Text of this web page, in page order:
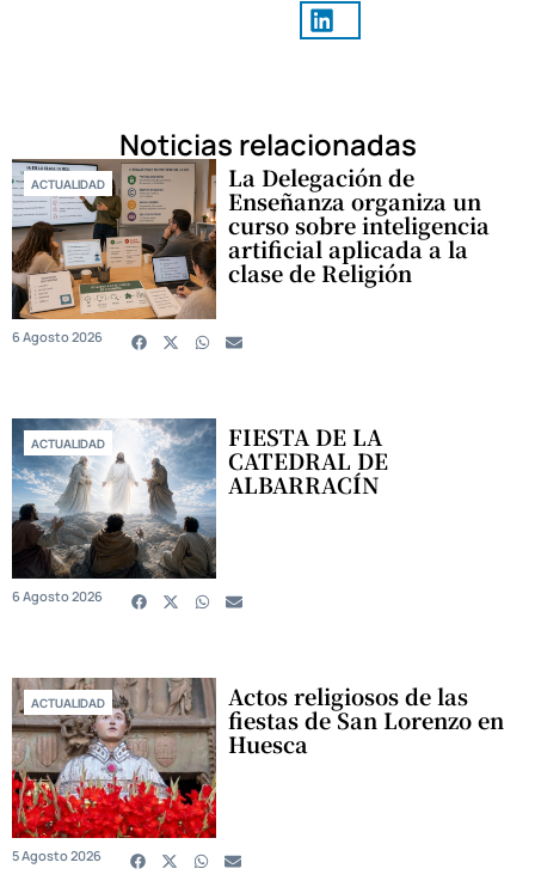
Noticias relacionadas
ACTUALIDAD La Delegación de
Enseñanza organiza un
curso sobre inteligencia
artificial aplicada a la
clase de Religión
6 Agosto 2026
ACTUALIDAD FIESTA DE LA
CATEDRAL DE
ALBARRACÍN
6 Agosto 2026
ACTUALIDAD Actos religiosos de las
fiestas de San Lorenzo en
Huesca
5 Agosto 2026